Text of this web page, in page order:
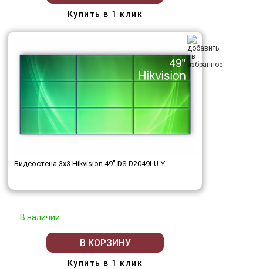
Купить в 1 клик
Видеостена 3x3 Hikvision 49" DS-D2049LU-Y
В наличии
В КОРЗИНУ
Купить в 1 клик